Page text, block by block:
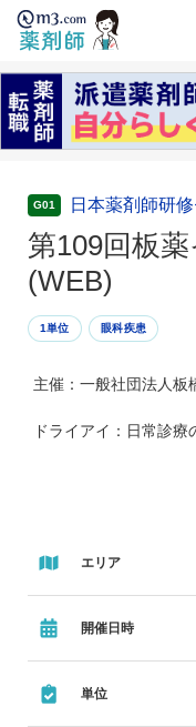
G01 日本薬剤師研
第109回板
(WEB)
1単位 眼科疾患
主催：一般社団法人板
ドライアイ：日常診療
エリア
開催日時
単位